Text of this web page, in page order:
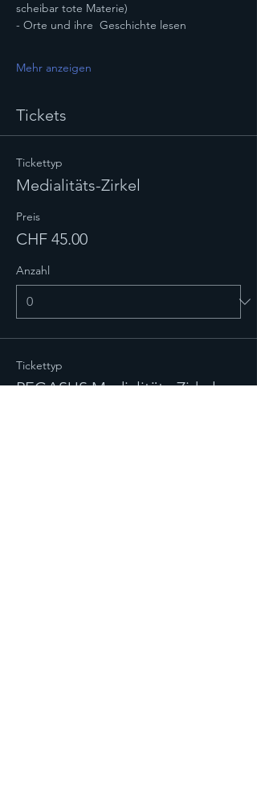
scheibar tote Materie)
- Orte und ihre  Geschichte lesen
Mehr anzeigen
Tickets
Tickettyp
Medialitäts-Zirkel
Preis
CHF 45.00
Anzahl
Tickettyp
PEGASUS Medialitäts-Zirkel